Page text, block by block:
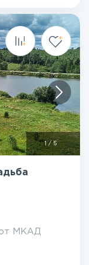
1 / 5
МКАД